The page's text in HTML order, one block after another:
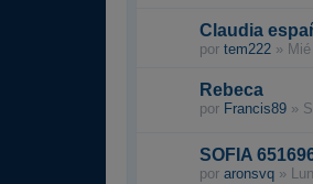
Claudia
por tem222 »
Rebeca
por Francis89 »
SOFIA
por aronsvq »